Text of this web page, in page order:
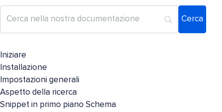
Iniziare
Installazione
Impostazioni generali
Aspetto della ricerca
Snippet in primo piano Schema